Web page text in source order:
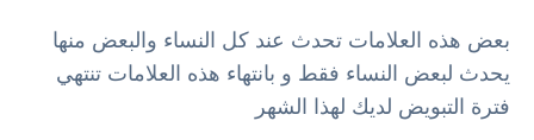
بعض هذه العلامات تحدث عند كل النساء والبعض منها
يحدث لبعض النساء فقط و بانتهاء هذه العلامات تنتهي
فترة التبويض لديك لهذا الشهر